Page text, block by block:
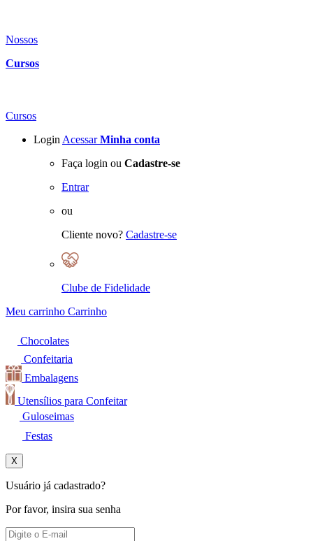
Nossos
Cursos
Cursos
Login Acessar Minha conta
Faça login ou Cadastre-se
Entrar
ou
Cliente novo? Cadastre-se
Clube de Fidelidade
Meu carrinho Carrinho
Chocolates
Confeitaria
Embalagens
Utensílios para Confeitar
Guloseimas
Festas
X
Usuário já cadastrado?
Por favor, insira sua senha